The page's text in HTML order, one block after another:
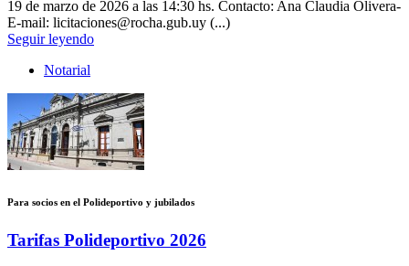
19 de marzo de 2026 a las 14:30 hs. Contacto: Ana Claudia Olivera-
E-mail: licitaciones@rocha.gub.uy (...)
Seguir leyendo
Notarial
Para socios en el Polideportivo y jubilados
Tarifas Polideportivo 2026